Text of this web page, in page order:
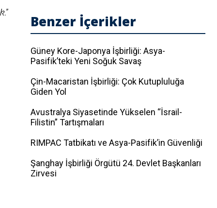
Benzer İçerikler
Güney Kore-Japonya İşbirliği: Asya-
Pasifik’teki Yeni Soğuk Savaş
Çin-Macaristan İşbirliği: Çok Kutupluluğa
Giden Yol
Avustralya Siyasetinde Yükselen “İsrail-
Filistin” Tartışmaları
RIMPAC Tatbikatı ve Asya-Pasifik’in Güvenliği
Şanghay İşbirliği Örgütü 24. Devlet Başkanları
Zirvesi